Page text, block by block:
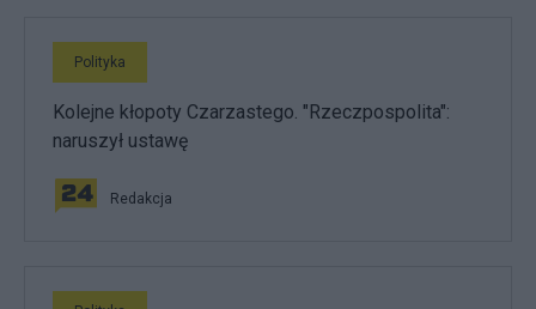
Polityka
Kolejne kłopoty Czarzastego. "Rzeczpospolita":
naruszył ustawę
Redakcja